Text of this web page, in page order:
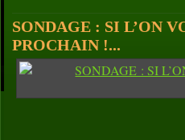
SONDAGE : SI L’ON
PROCHAIN !...